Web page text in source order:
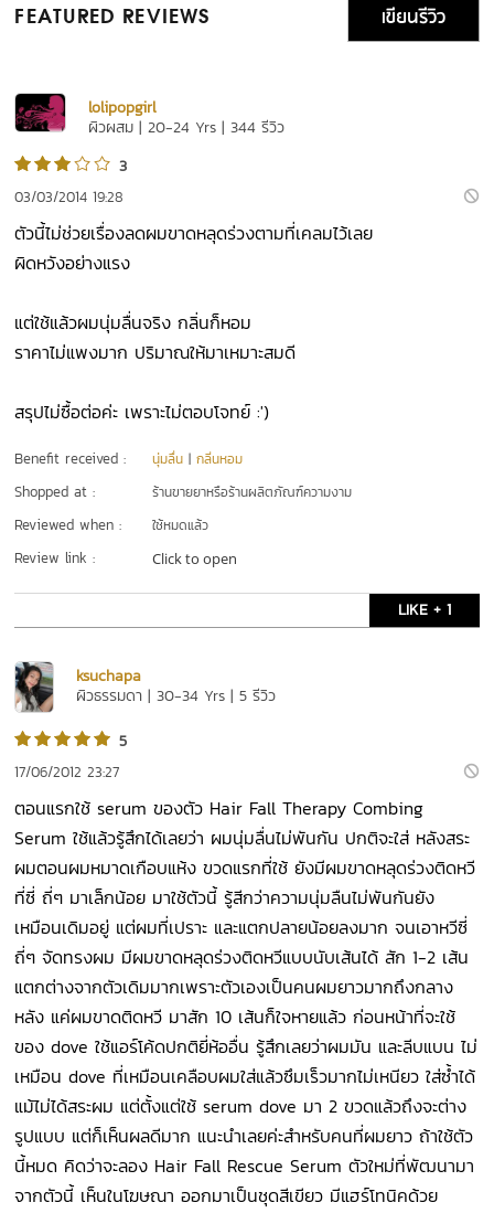
FEATURED REVIEWS เขียนรีวิว
lolipopgirl
ผิวผสม | 20-24 Yrs | 344 รีวิว
3
03/03/2014 19:28
ตัวนี้ไม่ช่วยเรื่องลดผมขาดหลุดร่วงตามที่เคลมไว้เลย
ผิดหวังอย่างแรง
แต่ใช้แล้วผมนุ่มลื่นจริง กลิ่นก็หอม
ราคาไม่แพงมาก ปริมาณให้มาเหมาะสมดี
สรุปไม่ซื้อต่อค่ะ เพราะไม่ตอบโจทย์ :')
Benefit received : นุ่มลื่น |กลิ่นหอม
Shopped at : ร้านขายยาหรือร้านผลิตภัณฑ์ความงาม
Reviewed when : ใช้หมดแล้ว
Review link : Click to open
LIKE + 1
ksuchapa
ผิวธรรมดา | 30-34 Yrs | 5 รีวิว
5
17/06/2012 23:27
ตอนแรกใช้ serum ของตัว Hair Fall Therapy Combing
Serum ใช้แล้วรู้สึกได้เลยว่า ผมนุ่มลื่นไม่พันกัน ปกติจะใส่ หลังสระ
ผมตอนผมหมาดเกือบแห้ง ขวดแรกที่ใช้ ยังมีผมขาดหลุดร่วงติดหวี
ที่ซี่ ถี่ๆ มาเล็กน้อย มาใช้ตัวนี้ รู้สีกว่าความนุ่มลืนไม่พันกันยัง
เหมือนเดิมอยู่ แต่ผมที่เปราะ และแตกปลายน้อยลงมาก จนเอาหวีซี่
ถี่ๆ จัดทรงผม มีผมขาดหลุดร่วงติดหวีแบบนับเส้นได้ สัก 1-2 เส้น
แตกต่างจากตัวเดิมมากเพราะตัวเองเป็นคนผมยาวมากถึงกลาง
หลัง แค่ผมขาดติดหวี มาสัก 10 เส้นก็ใจหายแล้ว ก่อนหน้าที่จะใช้
ของ dove ใช้แอร์โค้ดปกติยี่ห้ออื่น รู้สึกเลยว่าผมมัน และลีบแบน ไม่
เหมือน dove ที่เหมือนเคลือบผมใส่แล้วซึมเร็วมากไม่เหนียว ใส่ซ้ำได้
แม้ไม่ได้สระผม แต่ตั้งแต่ใช้ serum dove มา 2 ขวดแล้วถึงจะต่าง
รูปแบบ แต่ก็เห็นผลดีมาก แนะนำเลยค่ะสำหรับคนที่ผมยาว ถ้าใช้ตัว
นี้หมด คิดว่าจะลอง Hair Fall Rescue Serum ตัวใหม่ที่พัฒนามา
จากตัวนี้ เห็นในโฆษณา ออกมาเป็นชุดสีเขียว มีแฮร์โทนิคด้วย